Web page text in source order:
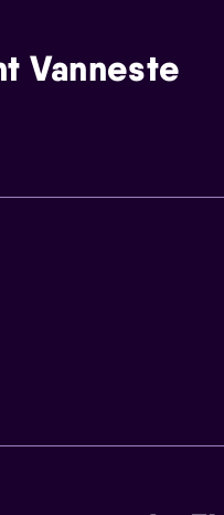
Vanneste